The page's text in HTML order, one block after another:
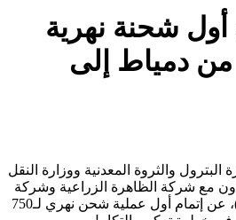
أول شحنة نهرية
من دمياط إلى
البترول والثروة المعدنية ووزارة النقل
مع شركة الظاهرة الزراعية وشركة
مصر لإنتاج الأسمدة (موبكو)، عن إتمام أول عملية شحن نهري لـ750